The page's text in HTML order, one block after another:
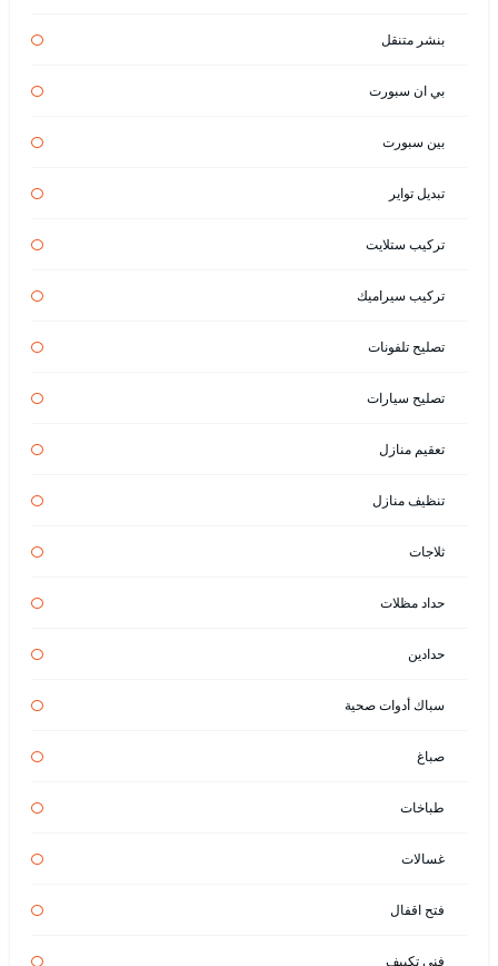
بنشر متنقل
بي ان سبورت
بين سبورت
تبديل تواير
تركيب ستلايت
تركيب سيراميك
تصليح تلفونات
تصليح سيارات
تعقيم منازل
تنظيف منازل
ثلاجات
حداد مظلات
حدادين
سباك أدوات صحية
صباغ
طباخات
غسالات
فتح اقفال
فني تكييف